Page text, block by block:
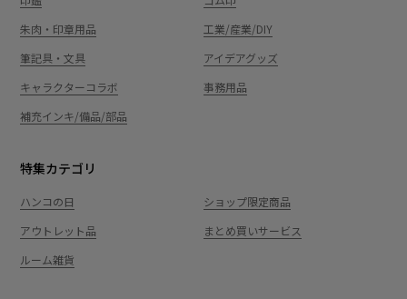
朱肉・印章用品
工業/産業/DIY
筆記具・文具
アイデアグッズ
キャラクターコラボ
事務用品
補充インキ/備品/部品
特集カテゴリ
ハンコの日
ショップ限定商品
アウトレット品
まとめ買いサービス
ルーム雑貨